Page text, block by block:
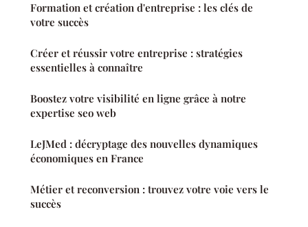
Formation et création d'entreprise : les clés de
votre succès
Créer et réussir votre entreprise : stratégies
essentielles à connaître
Boostez votre visibilité en ligne grâce à notre
expertise seo web
LeJMed : décryptage des nouvelles dynamiques
économiques en France
Métier et reconversion : trouvez votre voie vers le
succès